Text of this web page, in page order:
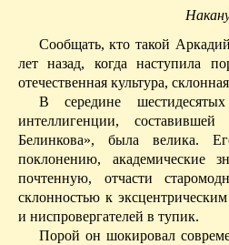
Н
Сообщать, кто такой
лет назад, когда наступила
отечественная культура,
В середине
интеллигенции,
Белинкова», была велика.
поклонению,
почтенную, отчасти
склонностью к
и ниспровергателей в тупик.
Порой он шокировал